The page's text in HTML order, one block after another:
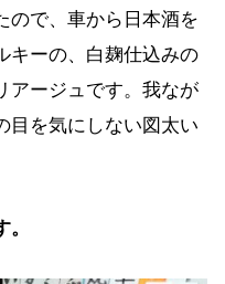
ので、車から日本酒を
キーの、白麹仕込みの
アージュです。我なが
目を気にしない図太い